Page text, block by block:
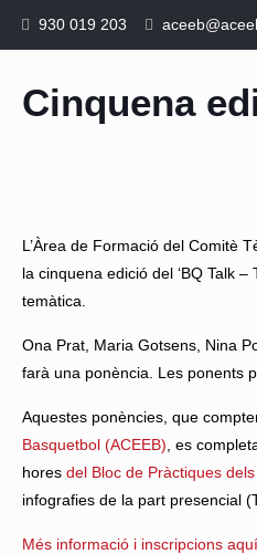
930 019 203
Cinquena
L’Àrea de Formació del Comitè
la cinquena edició del ‘BQ Talk
temàtica.
Ona Prat, Maria Gotsens, Nina
farà una ponència. Les ponents
Aquestes ponències, que
Basquetbol (ACEEB) , es
horesdel Bloc de Pràctiques
infografies de la part presencial
Més informació i inscripcions aquí